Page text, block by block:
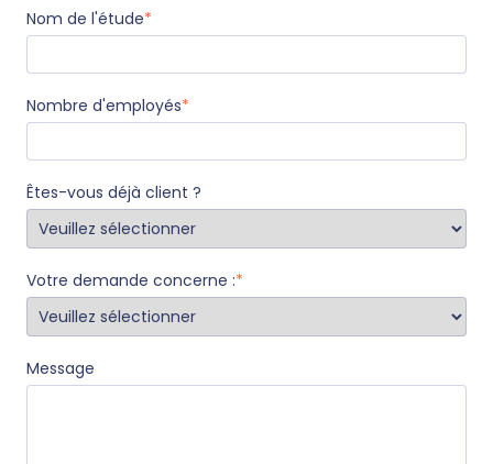
Nom de l'étude*
Nombre d'employés*
Êtes-vous déjà client ?
Votre demande concerne :*
Message